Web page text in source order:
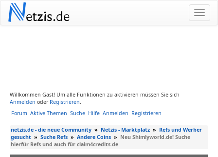
Netzis.de
Willkommen Gast! Um alle Funktionen zu aktivieren müssen Sie sich
Anmelden oder Registrieren.
Forum Aktive Themen Suche Hilfe Anmelden Registrieren
netzis.de - die neue Community » Netzis - Marktplatz » Refs und Werber
gesucht » Suche Refs » Andere Coins » Neu Shimlyworld.de! Suche
hierfür Refs und auch für claim4credits.de